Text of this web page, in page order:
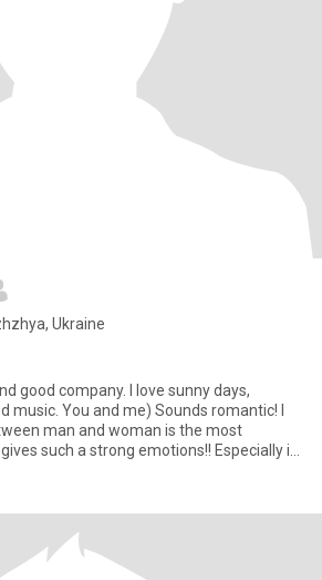
Ukraine
good company. I love sunny days,
music. You and me) Sounds romantic! I
man and woman is the most
such a strong emotions!! Especially in